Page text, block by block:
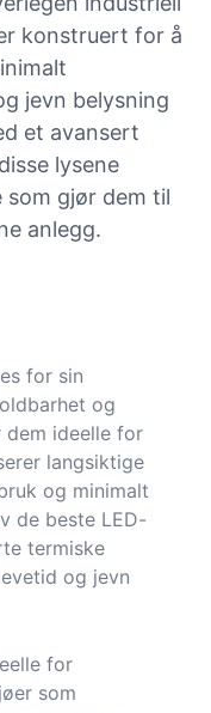
konstruert for å
jevn belysning
et avansert
lysene
gjør dem til
anlegg.
for sin
og
dem ideelle for
langsiktige
og minimalt
de beste LED-
termiske
og jevn
for
som